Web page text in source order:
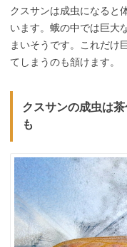
クスサンは成虫になると
います。蛾の中では巨大
まいそうです。これだけ
てしまうのも頷けます。
クスサンの成虫は
も